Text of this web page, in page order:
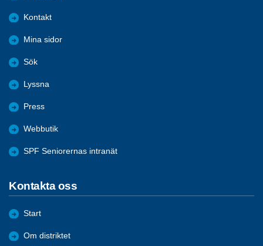
Kontakt
Mina sidor
Sök
Lyssna
Press
Webbutik
SPF Seniorernas intranät
Kontakta oss
Start
Om distriktet